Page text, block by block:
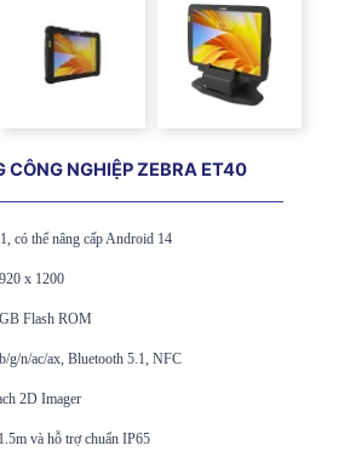
CÔNG NGHIỆP ZEBRA ET40
có thể nâng cấp Android 14
x 1200
Flash ROM
g/n/ac/ax, Bluetooth 5.1, NFC
2D Imager
và hỗ trợ chuẩn IP65